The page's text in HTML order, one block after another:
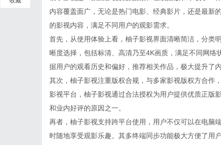
内容覆盖面广，无论是热门电影、经典影片，还是最新
的影视内容，满足不同用户的观影需求。
首先，从使用体验上看，柚子影视界面清晰简洁，分类
晰度选择，包括标清、高清乃至4K画质，满足不同网
据用户的观看历史和偏好，推荐相关作品，极大提升了
其次，柚子影视注重版权合规，与多家影视版权方合作
影视平台，柚子影视通过合法授权为用户提供优质正版
和业内好评的原因之一。
再者，柚子影视支持跨平台使用，用户不仅可以在电脑
时随地享受观影乐趣。其多终端同步功能极大方便了用